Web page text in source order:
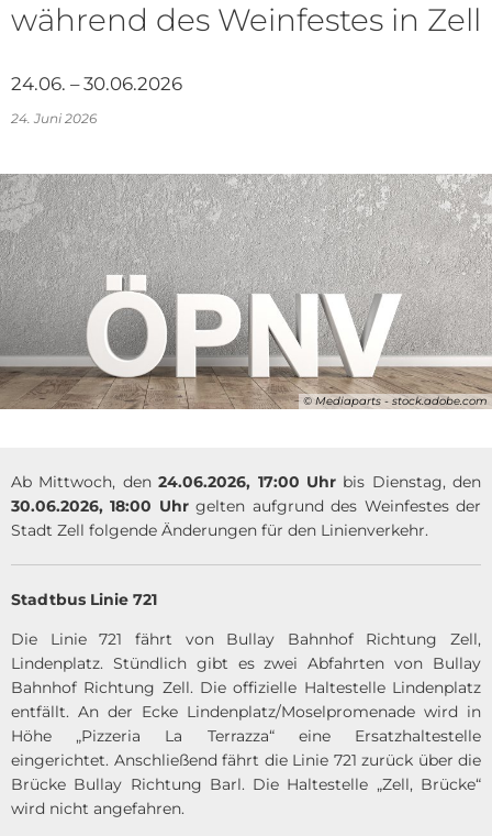
während des Weinfestes in Zell
24.06. – 30.06.2026
24. Juni 2026
© Mediaparts - stock.adobe.com
Ab Mittwoch, den24.06.2026, 17:00 Uhrbis Dienstag, den
30.06.2026, 18:00 Uhrgelten aufgrund des Weinfestes der
Stadt Zell folgende Änderungen für den Linienverkehr.
Stadtbus Linie 721
Die Linie 721 fährt von Bullay Bahnhof Richtung Zell,
Lindenplatz. Stündlich gibt es zwei Abfahrten von Bullay
Bahnhof Richtung Zell. Die offizielle Haltestelle Lindenplatz
entfällt. An der Ecke Lindenplatz/Moselpromenade wird in
Höhe „Pizzeria La Terrazza“ eine Ersatzhaltestelle
eingerichtet. Anschließend fährt die Linie 721 zurück über die
Brücke Bullay Richtung Barl. Die Haltestelle „Zell, Brücke“
wird nicht angefahren.